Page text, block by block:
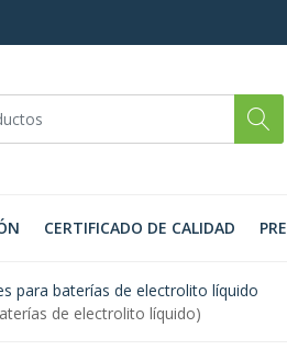
CERTIFICADO DE CALIDAD
para baterías de electrolito líquido
de electrolito líquido)